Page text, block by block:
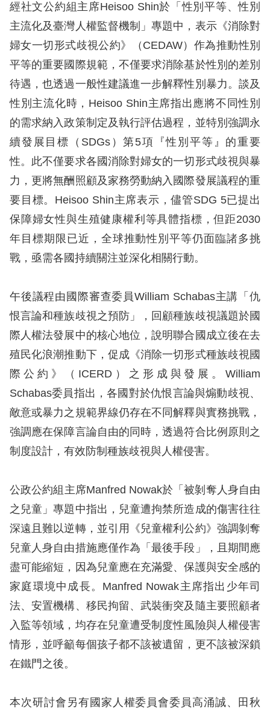
選
擇
語
言
兒少版
回
首
頁
網
站
導
網
站
安
全
政
策
隱
權
保
護
政
策
政
府
網
站
資
開
經社文公約組主席Heisoo Shin於「性別平等、性別
主流化及臺灣人權監督機制」專題中，表示《消除對
婦女一切形式歧視公約》（CEDAW）作為推動性別
平等的重要國際規範，不僅要求消除基於性別的差別
待遇，也透過一般性建議進一步解釋性別暴力。談及
性別主流化時，Heisoo Shin主席指出應將不同性別
的需求納入政策制定及執行評估過程，並特別強調永
續發展目標（SDGs）第5項『性別平等』的重要
性。此不僅要求各國消除對婦女的一切形式歧視與暴
力，更將無酬照顧及家務勞動納入國際發展議程的重
要目標。Heisoo Shin主席表示，儘管SDG 5已提出
保障婦女性與生殖健康權利等具體指標，但距2030
年目標期限已近，全球推動性別平等仍面臨諸多挑
戰，亟需各國持續關注並深化相關行動。
午後議程由國際審查委員William Schabas主講「仇
恨言論和種族歧視之預防」，回顧種族歧視議題於國
際人權法發展中的核心地位，說明聯合國成立後在去
殖民化浪潮推動下，促成《消除一切形式種族歧視國
際公約》（ICERD）之形成與發展。William
Schabas委員指出，各國對於仇恨言論與煽動歧視、
敵意或暴力之規範界線仍存在不同解釋與實務挑戰，
強調應在保障言論自由的同時，透過符合比例原則之
制度設計，有效防制種族歧視與人權侵害。
公政公約組主席Manfred Nowak於「被剝奪人身自由
之兒童」專題中指出，兒童遭拘禁所造成的傷害往往
深遠且難以逆轉，並引用《兒童權利公約》強調剝奪
兒童人身自由措施應僅作為「最後手段」，且期間應
盡可能縮短，因為兒童應在充滿愛、保護與安全感的
家庭環境中成長。Manfred Nowak主席指出少年司
法、安置機構、移民拘留、武裝衝突及隨主要照顧者
入監等領域，均存在兒童遭受制度性風險與人權侵害
情形，並呼籲每個孩子都不該被遺留，更不該被深鎖
在鐵門之後。
本次研討會另有國家人權委員會委員高涌誠、田秋